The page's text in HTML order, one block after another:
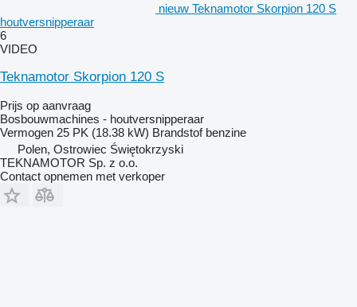
nieuw Teknamotor Skorpion 120 S
houtversnipperaar
6
VIDEO
Teknamotor Skorpion 120 S
Prijs op aanvraag
Bosbouwmachines - houtversnipperaar
Vermogen 25 PK (18.38 kW) Brandstof benzine
Polen, Ostrowiec Świętokrzyski
TEKNAMOTOR Sp. z o.o.
Contact opnemen met verkoper